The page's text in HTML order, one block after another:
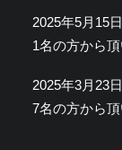
2025年5月15日
1名の方から
2025年3月23日
7名の方から